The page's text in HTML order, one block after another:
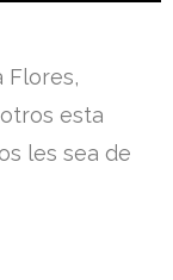
Flores,
esta
les sea de